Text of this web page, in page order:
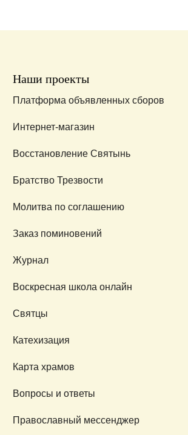
Наши проекты
Платформа объявленных сборов
Интернет-магазин
Восстановление Святынь
Братство Трезвости
Молитва по соглашению
Заказ поминовений
Журнал
Воскресная школа онлайн
Святцы
Катехизация
Карта храмов
Вопросы и ответы
Православный мессенджер